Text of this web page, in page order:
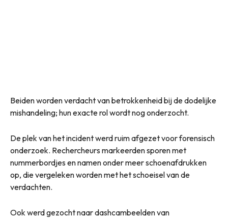
Beiden worden verdacht van betrokkenheid bij de dodelijke
mishandeling; hun exacte rol wordt nog onderzocht.
De plek van het incident werd ruim afgezet voor forensisch
onderzoek. Rechercheurs markeerden sporen met
nummerbordjes en namen onder meer schoenafdrukken
op, die vergeleken worden met het schoeisel van de
verdachten.
Ook werd gezocht naar dashcambeelden van